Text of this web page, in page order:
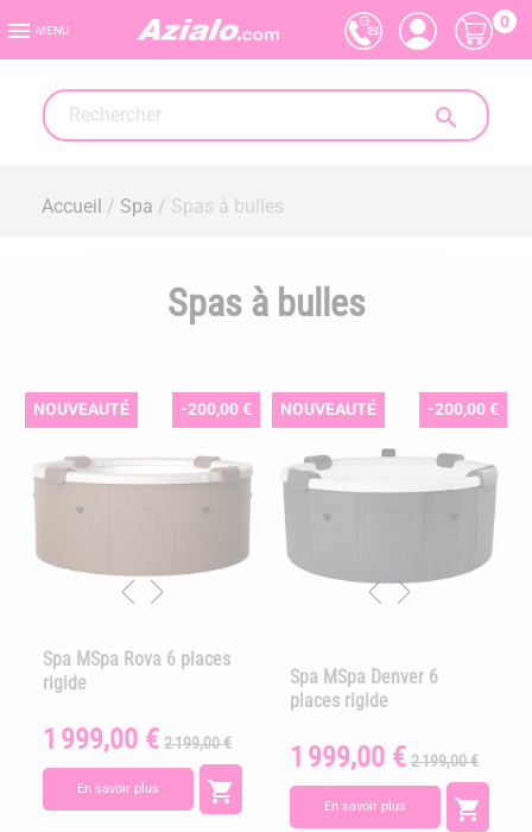
 MENU

0
Accueil Spa Spas à bulles
Spas à bulles
NOUVEAUTÉ -200,00 €
Spa MSpa Rova 6 places
rigide
Prix
1 999,00 € Prix
2 199,00 €
En savoir plus 
NOUVEAUTÉ -200,00 €
Spa MSpa Denver 6
places rigide
Prix
1 999,00 € Prix
2 199,00 €
En savoir plus 